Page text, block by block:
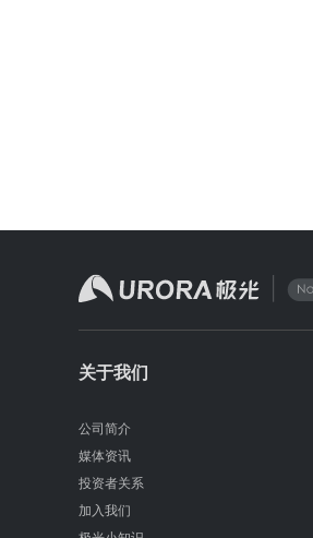
关于我们
公司简介
媒体资讯
投资者关系
加入我们